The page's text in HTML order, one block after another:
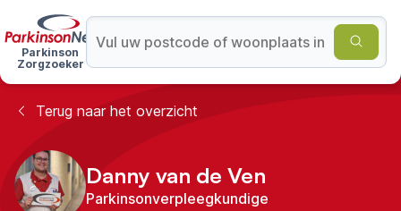
Parkinson
Zorgzoeker
Terug naar het overzicht
Danny van de Ven
Parkinsonverpleegkundige